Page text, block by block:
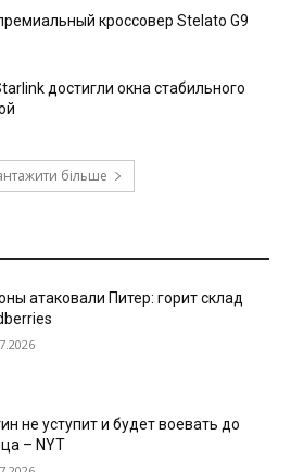
кроссовер Stelato G9
достигли окна стабильного
більше
атаковали Питер: горит склад
не уступит и будет воевать до
– NYT